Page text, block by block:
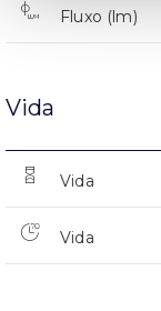
Fluxo (lm)
Vida
Vida
Vida